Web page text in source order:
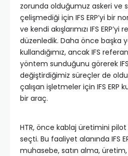
zorunda olduğumuz askeri ve
çelişmediği için IFS ERP’yi bir
ve kendi akışlarımızı IFS
düzenledik. Daha önce başka
kullandığımız, ancak IFS
yöntem sunduğunu görerek IFS
değiştirdiğimiz süreçler de
çalışan işletmeler için IFS ERP
bir araç.
HTR, önce kablaj üretimini
seçti. Bu faaliyet alanında IFS
muhasebe, satın alma, üretim,